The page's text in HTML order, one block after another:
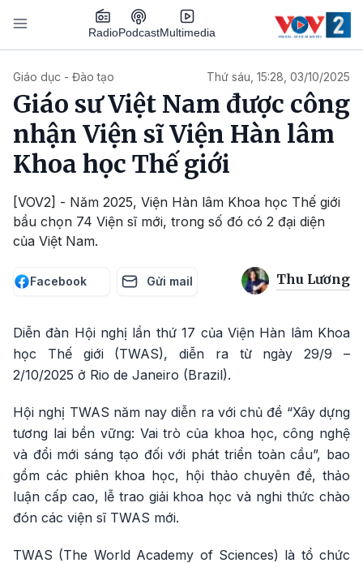
Nhảy đến nội dung
RadioPodcastMultimedia
Giáo dục - Đào tạo Thứ sáu, 15:28, 03/10/2025
Giáo sư Việt Nam được công
nhận Viện sĩ Viện Hàn lâm
Khoa học Thế giới
[VOV2] - Năm 2025, Viện Hàn lâm Khoa học Thế giới
bầu chọn 74 Viện sĩ mới, trong số đó có 2 đại diện
của Việt Nam.
Facebook Gửi mail Thu Lương
Diễn đàn Hội nghị lần thứ 17 của Viện Hàn lâm Khoa
học Thế giới (TWAS), diễn ra từ ngày 29/9 –
2/10/2025 ở Rio de Janeiro (Brazil).
Hội nghị TWAS năm nay diễn ra với chủ đề “Xây dựng
tương lai bền vững: Vai trò của khoa học, công nghệ
và đổi mới sáng tạo đối với phát triển toàn cầu”, bao
gồm các phiên khoa học, hội thảo chuyên đề, thảo
luận cấp cao, lễ trao giải khoa học và nghi thức chào
đón các viện sĩ TWAS mới.
TWAS (The World Academy of Sciences) là tổ chức